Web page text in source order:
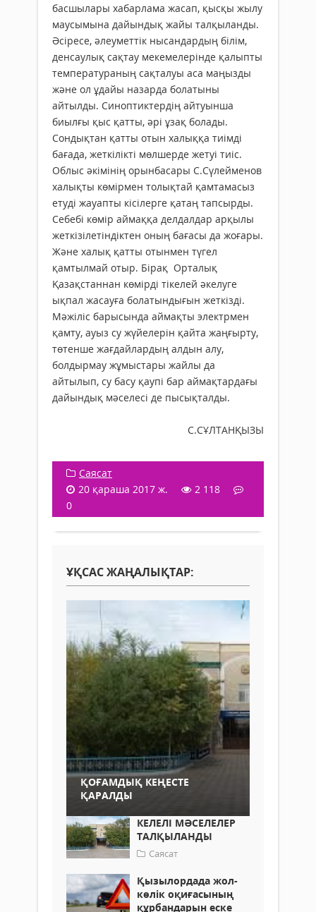
басшылары хабарлама жасап, қысқы жылу
маусымына дайындық жайы талқыланды.
Әсіресе, әлеуметтік нысандардың білім,
денсаулық сақтау мекемелерінде қалыпты
температураның сақталуы аса маңызды
және ол ұдайы назарда болатыны
айтылды. Синоптиктердің айтуынша
биылғы қыс қатты, әрі ұзақ болады.
Сондықтан қатты отын халыққа тиімді
бағада, жеткілікті мөлшерде жетуі тиіс.
Облыс әкімінің орынбасары С.Сүлейменов
халықты көмірмен толықтай қамтамасыз
етуді жауапты кісілерге қатаң тапсырды.
Себебі көмір аймаққа делдалдар арқылы
жеткізілетіндіктен оның бағасы да жоғары.
Және халық қатты отынмен түгел
қамтылмай отыр. Бірақ Орталық
Қазақстаннан көмірді тікелей әкелуге
ықпал жасауға болатындығын жеткізді.
Мәжіліс барысында аймақты электрмен
қамту, ауыз су жүйелерін қайта жаңғырту,
төтенше жағдайлардың алдын алу,
болдырмау жұмыстары жайлы да
айтылып, су басу қаупі бар аймақтардағы
дайындық мәселесі де пысықталды.
С.СҰЛТАНҚЫЗЫ
Саясат
20 қараша 2017 ж.
2 118
0
ҰҚСАС ЖАҢАЛЫҚТАР:
ҚОҒАМДЫҚ КЕҢЕСТЕ
ҚАРАЛДЫ
КЕЛЕЛІ МӘСЕЛЕЛЕР
ТАЛҚЫЛАНДЫ
Саясат
Қызылордада жол-
көлік оқиғасының
құрбандарын еске